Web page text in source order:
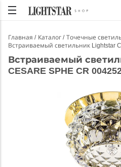
Главная Каталог Точечные
Встраиваемый светильник Lightstar
Встраиваемый
CESARE SPHE CR